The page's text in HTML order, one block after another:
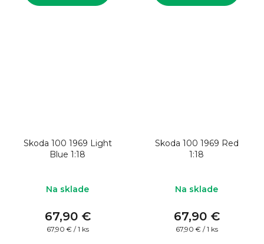
Skoda 100 1969 Light
Blue 1:18
Na sklade
67,90 €
Jednotková
67,90 € / 1 ks
Skoda 100 1969 Red
1:18
Na sklade
67,90 €
Jednotková
67,90 € / 1 ks